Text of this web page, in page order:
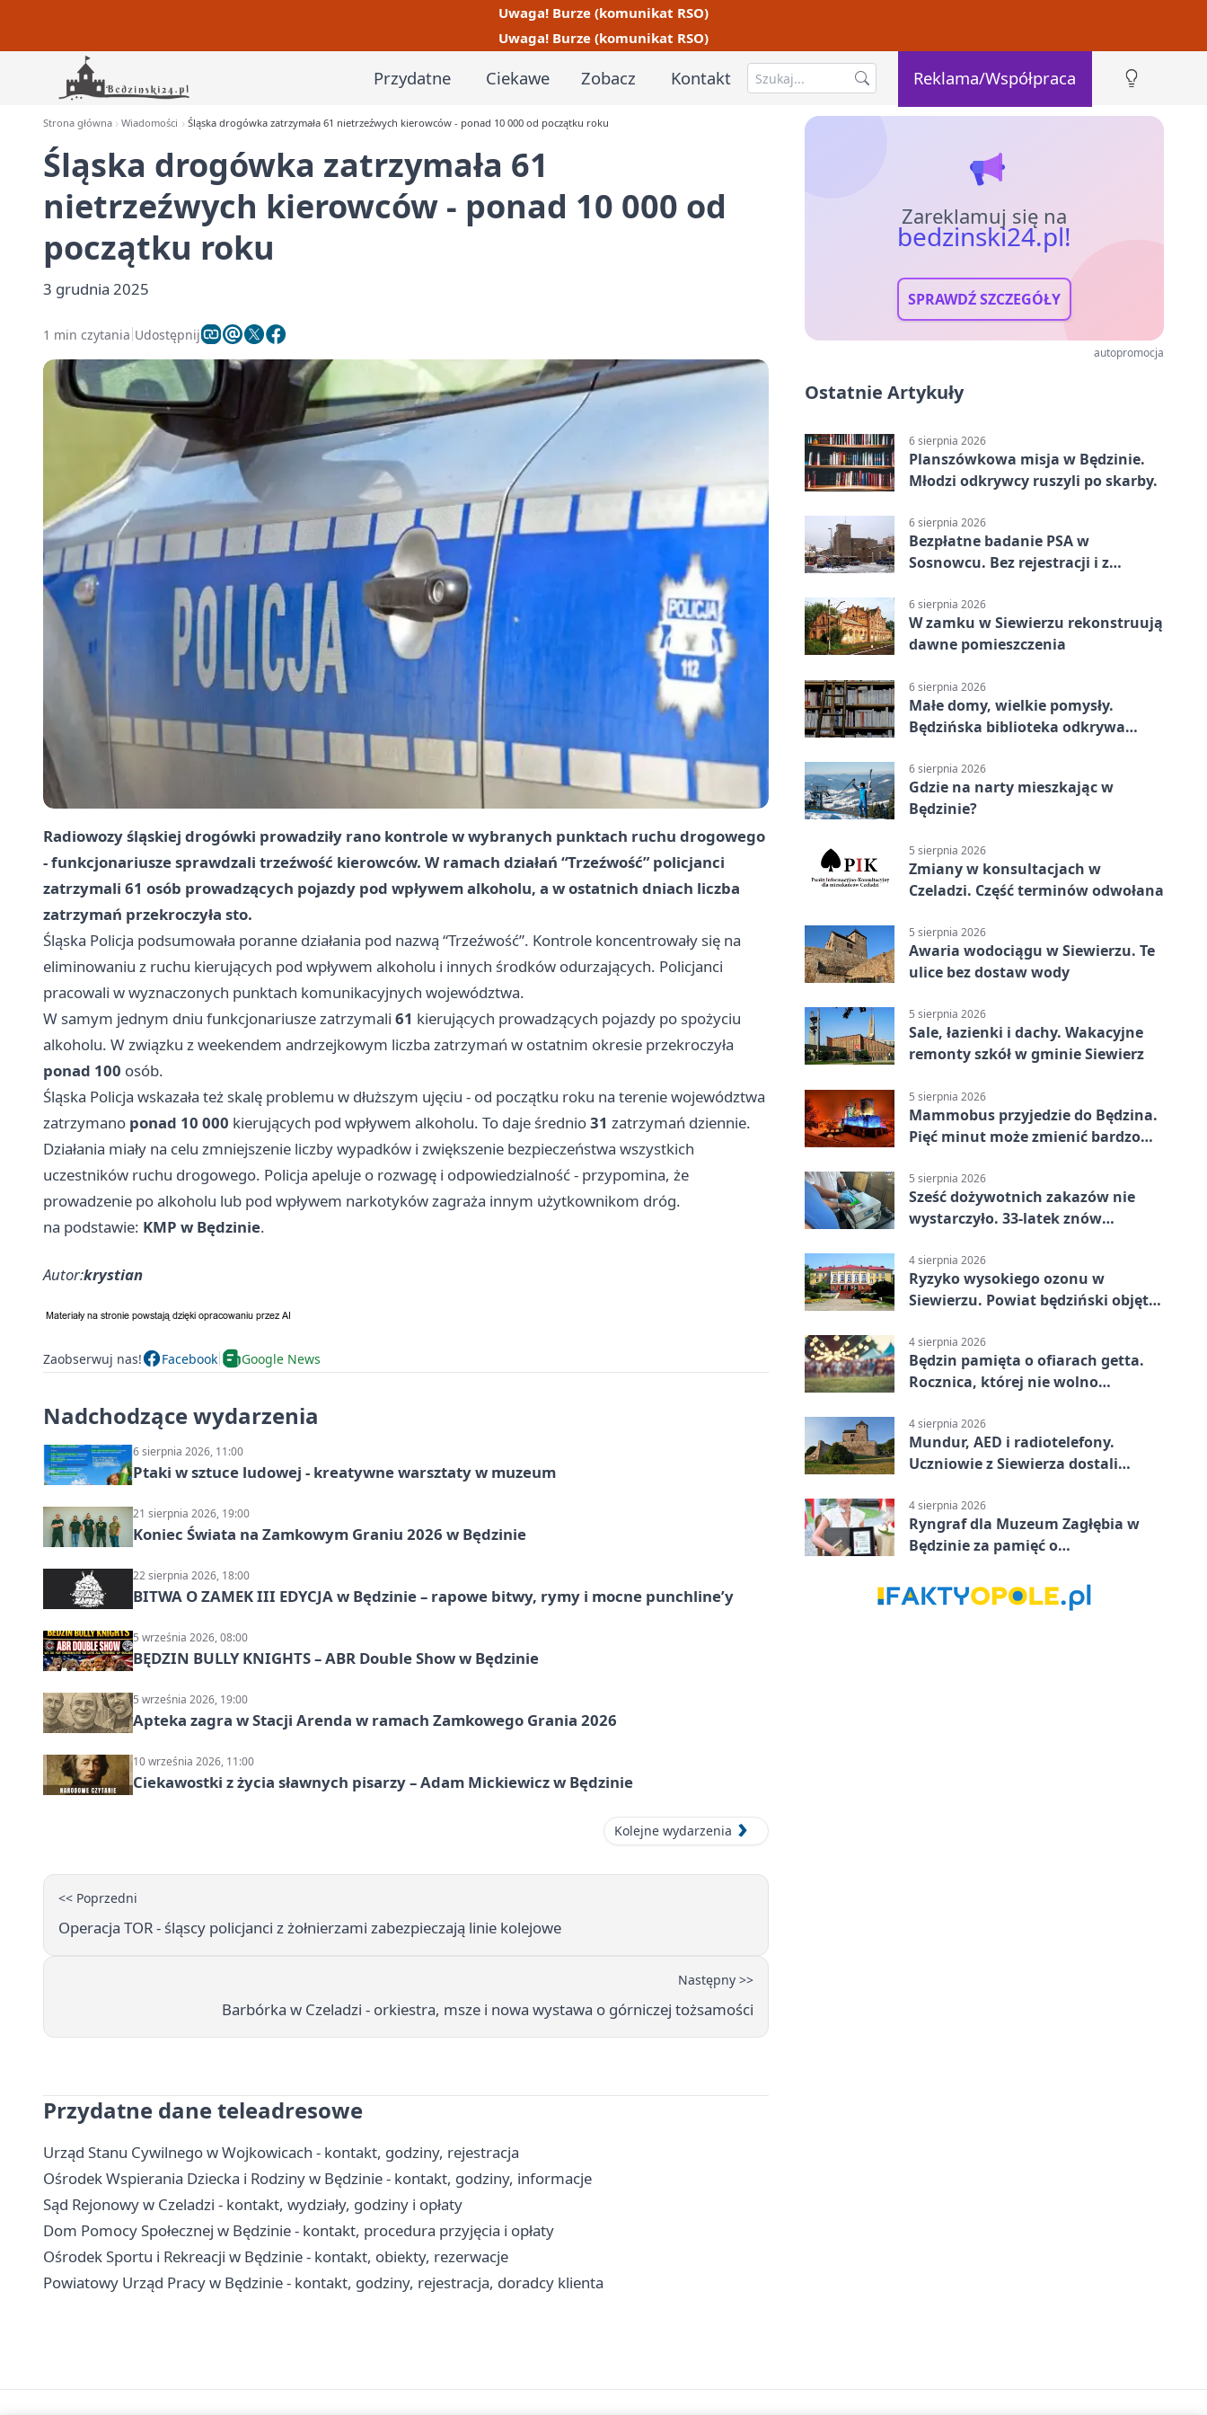
Uwaga! Burze (komunikat RSO)
Uwaga! Burze (komunikat RSO)
Przydatne Ciekawe Zobacz Kontakt Reklama/Współpraca
Strona główna Wiadomości Śląska drogówka zatrzymała 61 nietrzeźwych kierowców - ponad 10 000 od początku roku
Śląska drogówka zatrzymała 61
nietrzeźwych kierowców - ponad 10 000 od
początku roku
3 grudnia 2025
1 min czytania Udostępnij
Radiowozy śląskiej drogówki prowadziły rano kontrole w wybranych punktach ruchu drogowego
- funkcjonariusze sprawdzali trzeźwość kierowców. W ramach działań “Trzeźwość” policjanci
zatrzymali 61 osób prowadzących pojazdy pod wpływem alkoholu, a w ostatnich dniach liczba
zatrzymań przekroczyła sto.
Śląska Policja podsumowała poranne działania pod nazwą “Trzeźwość”. Kontrole koncentrowały się na
eliminowaniu z ruchu kierujących pod wpływem alkoholu i innych środków odurzających. Policjanci
pracowali w wyznaczonych punktach komunikacyjnych województwa.
W samym jednym dniu funkcjonariusze zatrzymali 61 kierujących prowadzących pojazdy po spożyciu
alkoholu. W związku z weekendem andrzejkowym liczba zatrzymań w ostatnim okresie przekroczyła
ponad 100 osób.
Śląska Policja wskazała też skalę problemu w dłuższym ujęciu - od początku roku na terenie województwa
zatrzymano ponad 10 000 kierujących pod wpływem alkoholu. To daje średnio31 zatrzymań dziennie.
Działania miały na celu zmniejszenie liczby wypadków i zwiększenie bezpieczeństwa wszystkich
uczestników ruchu drogowego. Policja apeluje o rozwagę i odpowiedzialność - przypomina, że
prowadzenie po alkoholu lub pod wpływem narkotyków zagraża innym użytkownikom dróg.
na podstawie: KMP w Będzinie.
Autor:krystian
Zaobserwuj nas! Facebook Google News
Nadchodzące wydarzenia
6 sierpnia 2026, 11:00
Ptaki w sztuce ludowej - kreatywne warsztaty w muzeum
21 sierpnia 2026, 19:00
Koniec Świata na Zamkowym Graniu 2026 w Będzinie
22 sierpnia 2026, 18:00
BITWA O ZAMEK III EDYCJA w Będzinie – rapowe bitwy, rymy i mocne punchline’y
5 września 2026, 08:00
BĘDZIN BULLY KNIGHTS – ABR Double Show w Będzinie
5 września 2026, 19:00
Apteka zagra w Stacji Arenda w ramach Zamkowego Grania 2026
10 września 2026, 11:00
Ciekawostki z życia sławnych pisarzy – Adam Mickiewicz w Będzinie
Kolejne wydarzenia
<< Poprzedni
Operacja TOR - śląscy policjanci z żołnierzami zabezpieczają linie kolejowe
Następny >>
Barbórka w Czeladzi - orkiestra, msze i nowa wystawa o górniczej tożsamości
Przydatne dane teleadresowe
Urząd Stanu Cywilnego w Wojkowicach - kontakt, godziny, rejestracja
Ośrodek Wspierania Dziecka i Rodziny w Będzinie - kontakt, godziny, informacje
Sąd Rejonowy w Czeladzi - kontakt, wydziały, godziny i opłaty
Dom Pomocy Społecznej w Będzinie - kontakt, procedura przyjęcia i opłaty
Ośrodek Sportu i Rekreacji w Będzinie - kontakt, obiekty, rezerwacje
Powiatowy Urząd Pracy w Będzinie - kontakt, godziny, rejestracja, doradcy klienta
Zareklamuj się na
bedzinski24.pl!
SPRAWDŹ SZCZEGÓŁY
autopromocja
Ostatnie Artykuły
6 sierpnia 2026
Planszówkowa misja w Będzinie.
Młodzi odkrywcy ruszyli po skarby.
6 sierpnia 2026
Bezpłatne badanie PSA w
Sosnowcu. Bez rejestracji i z
6 sierpnia 2026
W zamku w Siewierzu rekonstruują
dawne pomieszczenia
6 sierpnia 2026
Małe domy, wielkie pomysły.
Będzińska biblioteka odkrywa
6 sierpnia 2026
Gdzie na narty mieszkając w
Będzinie?
5 sierpnia 2026
Zmiany w konsultacjach w
Czeladzi. Część terminów odwołana
5 sierpnia 2026
Awaria wodociągu w Siewierzu. Te
ulice bez dostaw wody
5 sierpnia 2026
Sale, łazienki i dachy. Wakacyjne
remonty szkół w gminie Siewierz
5 sierpnia 2026
Mammobus przyjedzie do Będzina.
Pięć minut może zmienić bardzo
5 sierpnia 2026
Sześć dożywotnich zakazów nie
wystarczyło. 33-latek znów
4 sierpnia 2026
Ryzyko wysokiego ozonu w
Siewierzu. Powiat będziński objęty
4 sierpnia 2026
Będzin pamięta o ofiarach getta.
Rocznica, której nie wolno
4 sierpnia 2026
Mundur, AED i radiotelefony.
Uczniowie z Siewierza dostali
4 sierpnia 2026
Ryngraf dla Muzeum Zagłębia w
Będzinie za pamięć o